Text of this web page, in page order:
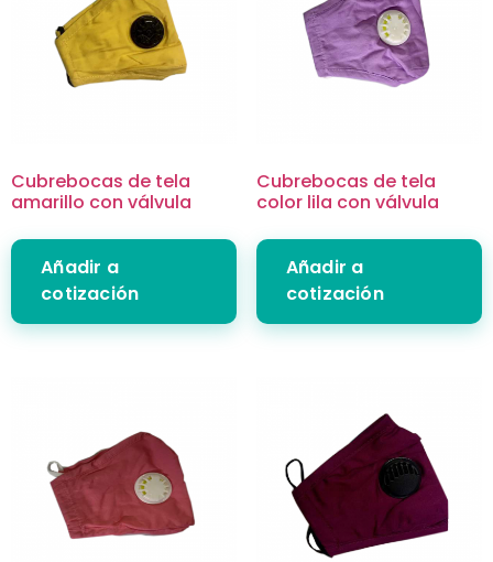
Cubrebocas de tela
amarillo con válvula
Añadir a
cotización
Cubrebocas de tela
color lila con válvula
Añadir a
cotización